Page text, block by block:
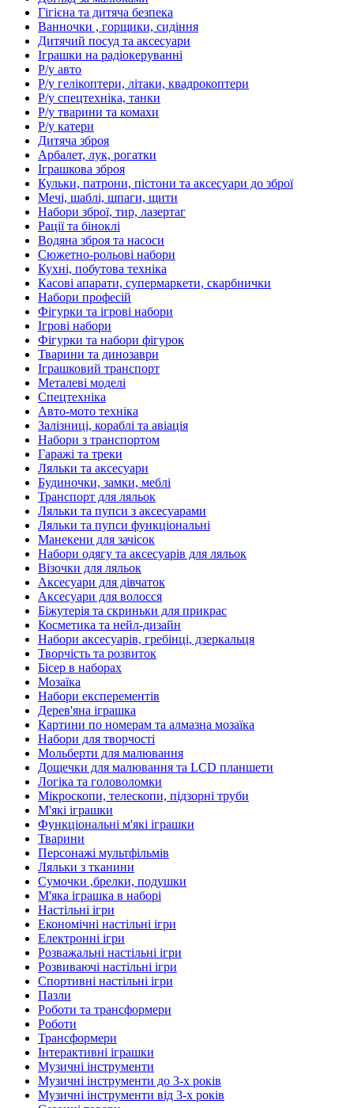
Гігієна та дитяча безпека
Ванночки , горщики, сидіння
Дитячий посуд та аксесуари
Іграшки на радіокеруванні
Р/у авто
Р/у гелікоптери, літаки, квадрокоптери
Р/у спецтехніка, танки
Р/у тварини та комахи
Р/у катери
Дитяча зброя
Арбалет, лук, рогатки
Іграшкова зброя
Кульки, патрони, пістони та аксесуари до зброї
Мечі, шаблі, шпаги, щити
Набори зброї, тир, лазертаг
Рації та біноклі
Водяна зброя та насоси
Сюжетно-рольові набори
Кухні, побутова техніка
Касові апарати, супермаркети, скарбнички
Набори професій
Фігурки та ігрові набори
Ігрові набори
Фігурки та набори фігурок
Тварини та динозаври
Іграшковий транспорт
Металеві моделі
Спецтехніка
Авто-мото техніка
Залізниці, кораблі та авіація
Набори з транспортом
Гаражі та треки
Ляльки та аксесуари
Будиночки, замки, меблі
Транспорт для ляльок
Ляльки та пупси з аксесуарами
Ляльки та пупси функціональні
Манекени для зачісок
Набори одягу та аксесуарів для ляльок
Візочки для ляльок
Аксесуари для дівчаток
Аксесуари для волосся
Біжутерія та скриньки для прикрас
Косметика та нейл-дизайн
Набори аксесуарів, гребінці, дзеркальця
Творчість та розвиток
Бісер в наборах
Мозаїка
Набори експерементів
Дерев'яна іграшка
Картини по номерам та алмазна мозаїка
Набори для творчості
Мольберти для малювання
Дощечки для малювання та LCD планшети
Логіка та головоломки
Мікроскопи, телескопи, підзорні труби
М'які іграшки
Функціональні м'які іграшки
Тварини
Персонажі мультфільмів
Ляльки з тканини
Сумочки ,брелки, подушки
М'яка іграшка в наборі
Настільні ігри
Економічні настільні ігри
Електронні ігри
Розважальні настільні ігри
Розвиваючі настільні ігри
Спортивні настільні ігри
Пазли
Роботи та трансформери
Роботи
Трансформери
Інтерактивні іграшки
Музичні інструменти
Музичні інструменти до 3-х років
Музичні інструменти від 3-х років